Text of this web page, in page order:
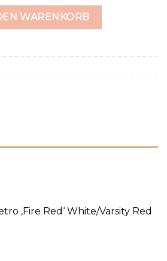
WARENKORB
‚Fire Red‘ White/Varsity Red